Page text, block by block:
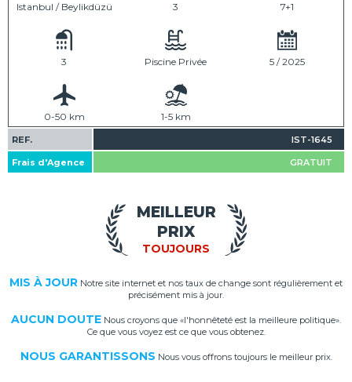
Istanbul / Beylikdüzü 3 7+1
3 Piscine Privée 5 / 2025
0-50 km 1-5 km
REF. IST-1645
Frais d'Agence GRATUIT
TOUJOURS
MEILLEUR
PRIX
MIS À JOUR Notre site internet et nos taux de change sont régulièrement et
précisément mis à jour.
AUCUN DOUTE Nous croyons que «l'honnêteté est la meilleure politique».
Ce que vous voyez est ce que vous obtenez.
NOUS GARANTISSONS Nous vous offrons toujours le meilleur prix.